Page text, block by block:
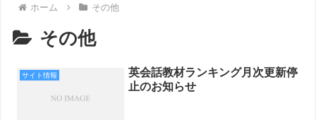
ホーム その他
その他
サイト情報
英会話教材ランキング月次更新停
止のお知らせ